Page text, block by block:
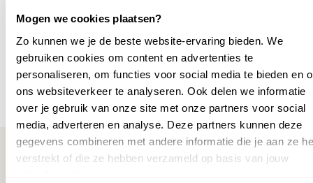
Mogen we cookies plaatsen?
Zo kunnen we je de beste website-ervaring bieden. We
gebruiken cookies om content en advertenties te
personaliseren, om functies voor social media te bieden en
ons websiteverkeer te analyseren. Ook delen we informatie
over je gebruik van onze site met onze partners voor social
media, adverteren en analyse. Deze partners kunnen deze
gegevens combineren met andere informatie die je aan ze
verstrekt of die ze hebben verzameld op basis van jouw
vleugelcarpet wordt afgeleverd in een koker. Het is
raadzaam om het carpet gedurende een periode van een
aantal dagen uit de koker te halen en vlak te leggen.
Ook voor piano's
De vleugelcarpet is ook leverbaar en aan te bevelen voor
piano's.
Wil je het instrument zelf proberen?Maak een afspraak.
Meer specificaties